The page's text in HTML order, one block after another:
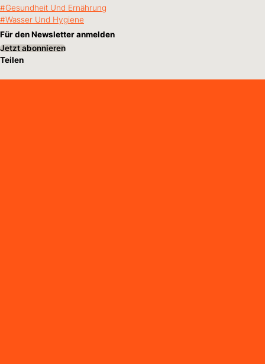
Gesundheit Und Ernährung
Wasser Und Hygiene
Für den Newsletter anmelden
Jetzt abonnieren
Teilen